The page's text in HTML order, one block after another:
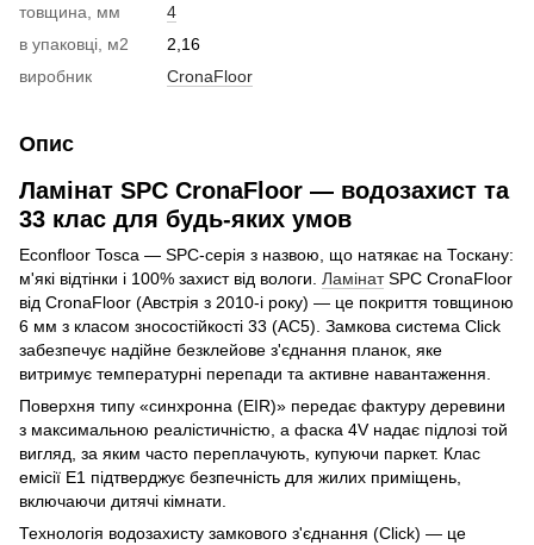
товщина, мм
4
в упаковці, м2
2,16
виробник
CronaFloor
Опис
Ламінат SPC CronaFloor — водозахист та
33 клас для будь-яких умов
Econfloor Tosca — SPC-серія з назвою, що натякає на Тоскану:
м'які відтінки і 100% захист від вологи. ЛамінатSPC CronaFloor
від CronaFloor (Австрія з 2010-і року) — це покриття товщиною
6 мм з класом зносостійкості 33 (AC5). Замкова система Click
забезпечує надійне безклейове з'єднання планок, яке
витримує температурні перепади та активне навантаження.
Поверхня типу «синхронна (EIR)» передає фактуру деревини
з максимальною реалістичністю, а фаска 4V надає підлозі той
вигляд, за яким часто переплачують, купуючи паркет. Клас
емісії E1 підтверджує безпечність для жилих приміщень,
включаючи дитячі кімнати.
Технологія водозахисту замкового з'єднання (Click) — це